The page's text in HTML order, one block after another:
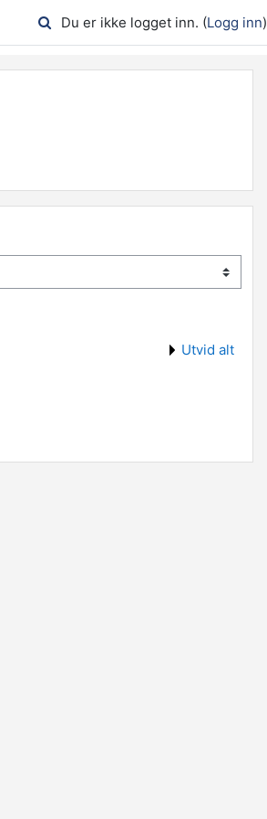
Du er ikke logget inn. (Logg inn)
Utvid alt